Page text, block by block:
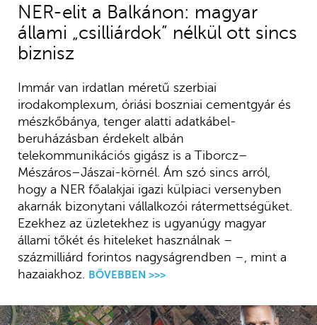
NER-elit a Balkánon: magyar
állami „csilliárdok” nélkül ott sincs
biznisz
Immár van irdatlan méretű szerbiai
irodakomplexum, óriási boszniai cementgyár és
mészkőbánya, tenger alatti adatkábel-
beruházásban érdekelt albán
telekommunikációs gigász is a Tiborcz–
Mészáros–Jászai-körnél. Ám szó sincs arról,
hogy a NER főalakjai igazi külpiaci versenyben
akarnák bizonytani vállalkozói rátermettségüket.
Ezekhez az üzletekhez is ugyanúgy magyar
állami tőkét és hiteleket használnak –
százmilliárd forintos nagyságrendben –, mint a
hazaiakhoz. BŐVEBBEN >>>